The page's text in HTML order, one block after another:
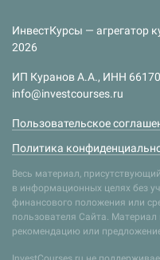
ИнвестКурсы — агрегатор
2026
ИП Куранов А.А., ИНН
info@investcourses.ru
Пользовательское
Политика
Весь материал,
в информационных целях без
финансового положения или
пользователя Сайта. Материал
рекомендацию или